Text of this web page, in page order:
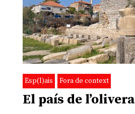
Esp(l)ais Fora de context
El país de l’olivera